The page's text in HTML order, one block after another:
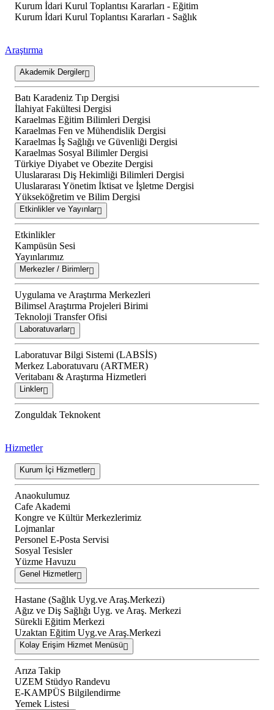
Kurum İdari Kurul Toplantısı Kararları - Eğitim
Kurum İdari Kurul Toplantısı Kararları - Sağlık
Araştırma
Akademik Dergiler
Batı Karadeniz Tıp Dergisi
İlahiyat Fakültesi Dergisi
Karaelmas Eğitim Bilimleri Dergisi
Karaelmas Fen ve Mühendislik Dergisi
Karaelmas İş Sağlığı ve Güvenliği Dergisi
Karaelmas Sosyal Bilimler Dergisi
Türkiye Diyabet ve Obezite Dergisi
Uluslararası Diş Hekimliği Bilimleri Dergisi
Uluslararası Yönetim İktisat ve İşletme Dergisi
Yükseköğretim ve Bilim Dergisi
Etkinlikler ve Yayınlar
Etkinlikler
Kampüsün Sesi
Yayınlarımız
Merkezler / Birimler
Uygulama ve Araştırma Merkezleri
Bilimsel Araştırma Projeleri Birimi
Teknoloji Transfer Ofisi
Laboratuvarlar
Laboratuvar Bilgi Sistemi (LABSİS)
Merkez Laboratuvaru (ARTMER)
Veritabanı & Araştırma Hizmetleri
Linkler
Zonguldak Teknokent
Hizmetler
Kurum İçi Hizmetler
Anaokulumuz
Cafe Akademi
Kongre ve Kültür Merkezlerimiz
Lojmanlar
Personel E-Posta Servisi
Sosyal Tesisler
Yüzme Havuzu
Genel Hizmetler
Hastane (Sağlık Uyg.ve Araş.Merkezi)
Ağız ve Diş Sağlığı Uyg. ve Araş. Merkezi
Sürekli Eğitim Merkezi
Uzaktan Eğitim Uyg.ve Araş.Merkezi
Kolay Erişim Hizmet Menüsü
Arıza Takip
UZEM Stüdyo Randevu
E-KAMPÜS Bilgilendirme
Yemek Listesi